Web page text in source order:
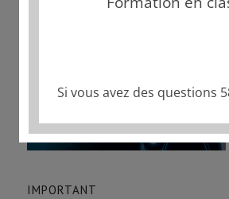
IMPORTANT
Si vous avez des questions